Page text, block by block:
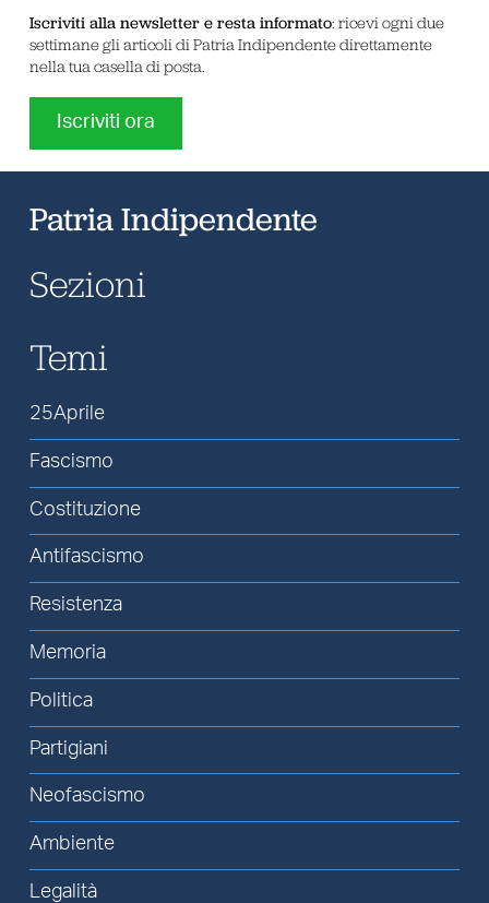
Iscriviti alla newsletter e resta informato: ricevi ogni due
settimane gli articoli di Patria Indipendente direttamente
nella tua casella di posta.
Iscriviti ora
Patria Indipendente
Sezioni
Temi
25Aprile
Fascismo
Costituzione
Antifascismo
Resistenza
Memoria
Politica
Partigiani
Neofascismo
Ambiente
Legalità